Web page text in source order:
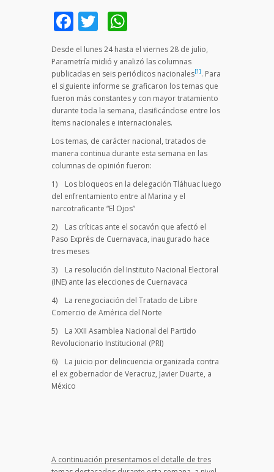
Facebook
Twitter
Desde el lunes 24 hasta el viernes 28 de julio,
Parametría midió y analizó las columnas
publicadas en seis periódicos nacionales[1]. Para
el siguiente informe se graficaron los temas que
fueron más constantes y con mayor tratamiento
durante toda la semana, clasificándose entre los
ítems nacionales e internacionales.
Los temas, de carácter nacional, tratados de
manera continua durante esta semana en las
columnas de opinión fueron:
1) Los bloqueos en la delegación Tláhuac luego
del enfrentamiento entre al Marina y el
narcotraficante “El Ojos”
2) Las críticas ante el socavón que afectó el
Paso Exprés de Cuernavaca, inaugurado hace
tres meses
3) La resolución del Instituto Nacional Electoral
(INE) ante las elecciones de Cuernavaca
4) La renegociación del Tratado de Libre
Comercio de América del Norte
5) La XXII Asamblea Nacional del Partido
Revolucionario Institucional (PRI)
6) La juicio por delincuencia organizada contra
el ex gobernador de Veracruz, Javier Duarte, a
México
A continuación presentamos el detalle de tres